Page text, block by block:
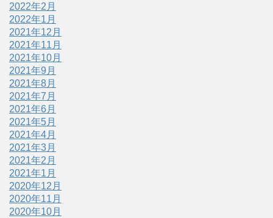
2022年2月
2022年1月
2021年12月
2021年11月
2021年10月
2021年9月
2021年8月
2021年7月
2021年6月
2021年5月
2021年4月
2021年3月
2021年2月
2021年1月
2020年12月
2020年11月
2020年10月